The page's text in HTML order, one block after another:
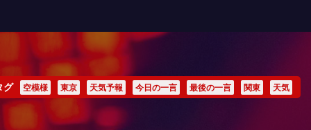
グ 空模様 東京 天気予報 今日の一言 最後の一言 関東 天気